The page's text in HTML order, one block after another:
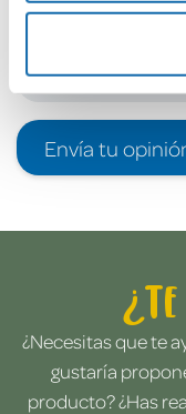
Envía tu
¿Necesitas que te
gustaría
producto? ¿Has